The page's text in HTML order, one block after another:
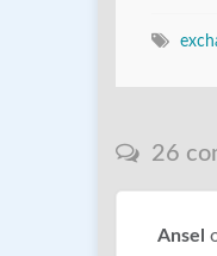
26
Ansel